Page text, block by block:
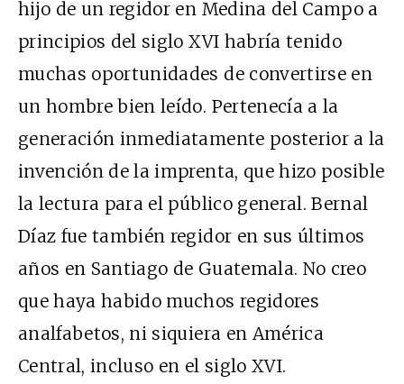
hijo de un regidor en Medina del Campo a
principios del siglo XVI habría tenido
muchas oportunidades de convertirse en
un hombre bien leído. Pertenecía a la
generación inmediatamente posterior a la
invención de la imprenta, que hizo posible
la lectura para el público general. Bernal
Díaz fue también regidor en sus últimos
años en Santiago de Guatemala. No creo
que haya habido muchos regidores
analfabetos, ni siquiera en América
Central, incluso en el siglo XVI.